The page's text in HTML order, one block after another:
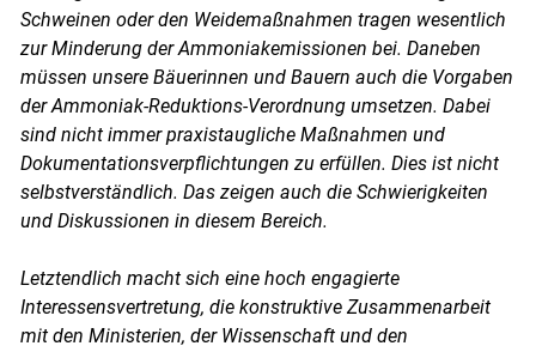
Schweinen oder den Weidemaßnahmen tragen wesentlich
zur Minderung der Ammoniakemissionen bei. Daneben
müssen unsere Bäuerinnen und Bauern auch die Vorgaben
der Ammoniak-Reduktions-Verordnung umsetzen. Dabei
sind nicht immer praxistaugliche Maßnahmen und
Dokumentationsverpflichtungen zu erfüllen. Dies ist nicht
selbstverständlich. Das zeigen auch die Schwierigkeiten
und Diskussionen in diesem Bereich.
Letztendlich macht sich eine hoch engagierte
Interessensvertretung, die konstruktive Zusammenarbeit
mit den Ministerien, der Wissenschaft und den